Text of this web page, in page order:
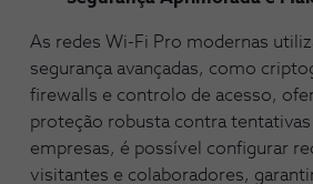
As redes Wi-Fi Pro modernas
segurança avançadas, como
firewalls e controlo de acesso,
proteção robusta contra tentativas
empresas, é possível configurar
visitantes e colaboradores,